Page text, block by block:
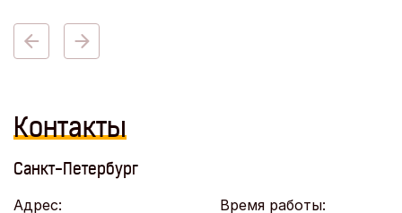
Контакты
Санкт-Петербург
Адрес: Время работы: